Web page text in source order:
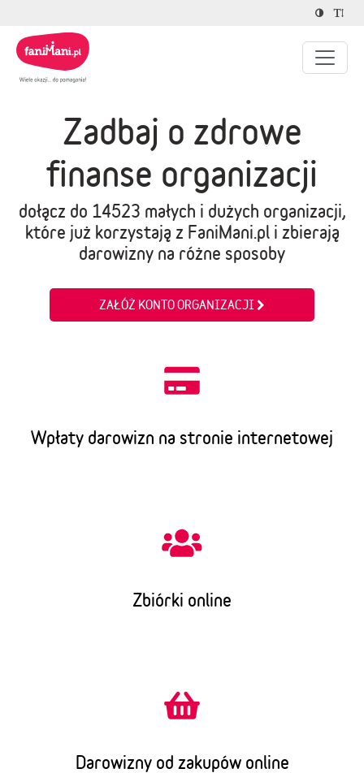
Zadbaj o zdrowe
finanse organizacji
dołącz do 14523 małych i dużych organizacji,
które już korzystają z FaniMani.pl i zbierają
darowizny na różne sposoby
ZAŁÓŻ KONTO ORGANIZACJI
Wpłaty darowizn na stronie internetowej
Zbiórki online
Darowizny od zakupów online